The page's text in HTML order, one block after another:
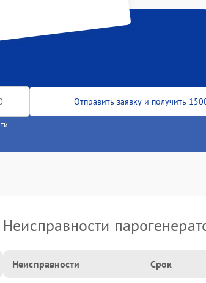
Отправить заявку и получить
Неисправности
Неисправности Срок